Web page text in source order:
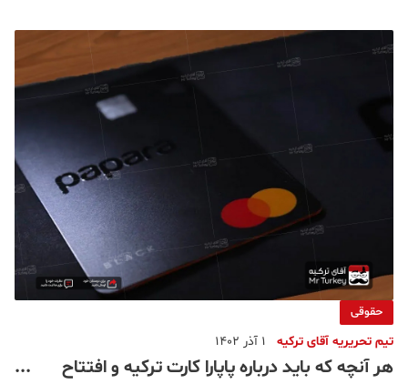
باید اقامت ترکیه بگیرند؟ چه کسانی از دریافت اقا
حقوقی
تیم تحریریه آقای ترکیه 1 آذر 1402
هر آنچه که باید درباره پاپارا کارت ترکیه و افتتاح